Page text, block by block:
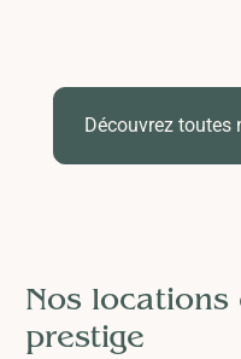
Découvrez toutes
Nos locations
prestige